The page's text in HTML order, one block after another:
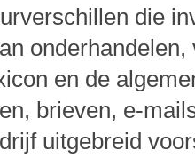
die
en de
brieven, e-
uitgebreid